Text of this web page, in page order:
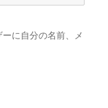
に自分の名前、メ